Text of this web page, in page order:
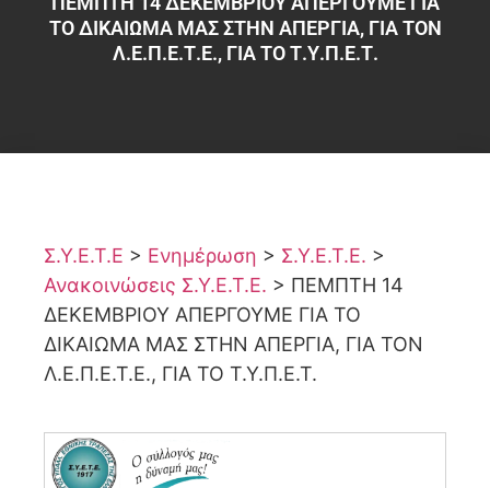
ΤΟ ΔΙΚΑΙΩΜΑ ΜΑΣ ΣΤΗΝ ΑΠΕΡΓΙΑ, ΓΙΑ ΤΟΝ
Λ.Ε.Π.Ε.Τ.Ε., ΓΙΑ ΤΟ Τ.Υ.Π.Ε.Τ.
Σ.Υ.Ε.Τ.Ε > Ενημέρωση > Σ.Υ.Ε.Τ.Ε. >
Ανακοινώσεις Σ.Υ.Ε.Τ.Ε. > ΠΕΜΠΤΗ 14
ΔΕΚΕΜΒΡΙΟΥ ΑΠΕΡΓΟΥΜΕ ΓΙΑ ΤΟ
ΔΙΚΑΙΩΜΑ ΜΑΣ ΣΤΗΝ ΑΠΕΡΓΙΑ, ΓΙΑ ΤΟΝ
Λ.Ε.Π.Ε.Τ.Ε., ΓΙΑ ΤΟ Τ.Υ.Π.Ε.Τ.